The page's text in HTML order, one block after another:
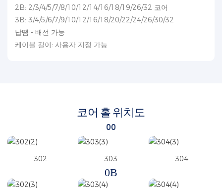
2B: 2/3/4/5/7/8/10/12/14/16/18/19/26/32 코어
3B: 3/4/5/6/7/9/10/12/16/18/20/22/24/26/30/32
납땜 - 배선 가능
케이블 길이: 사용자 지정 가능
코어 홀 위치도
00
302 303 304
0B